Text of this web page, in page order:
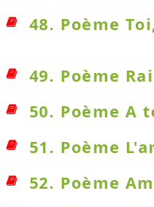
48. Poème
49. Poème
50. Poème A
51. Poème
52. Poème